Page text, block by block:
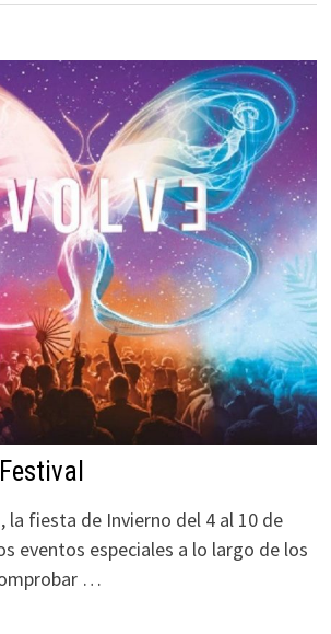
la fiesta de Invierno del 4 al 10 de
eventos especiales a lo largo de los
…